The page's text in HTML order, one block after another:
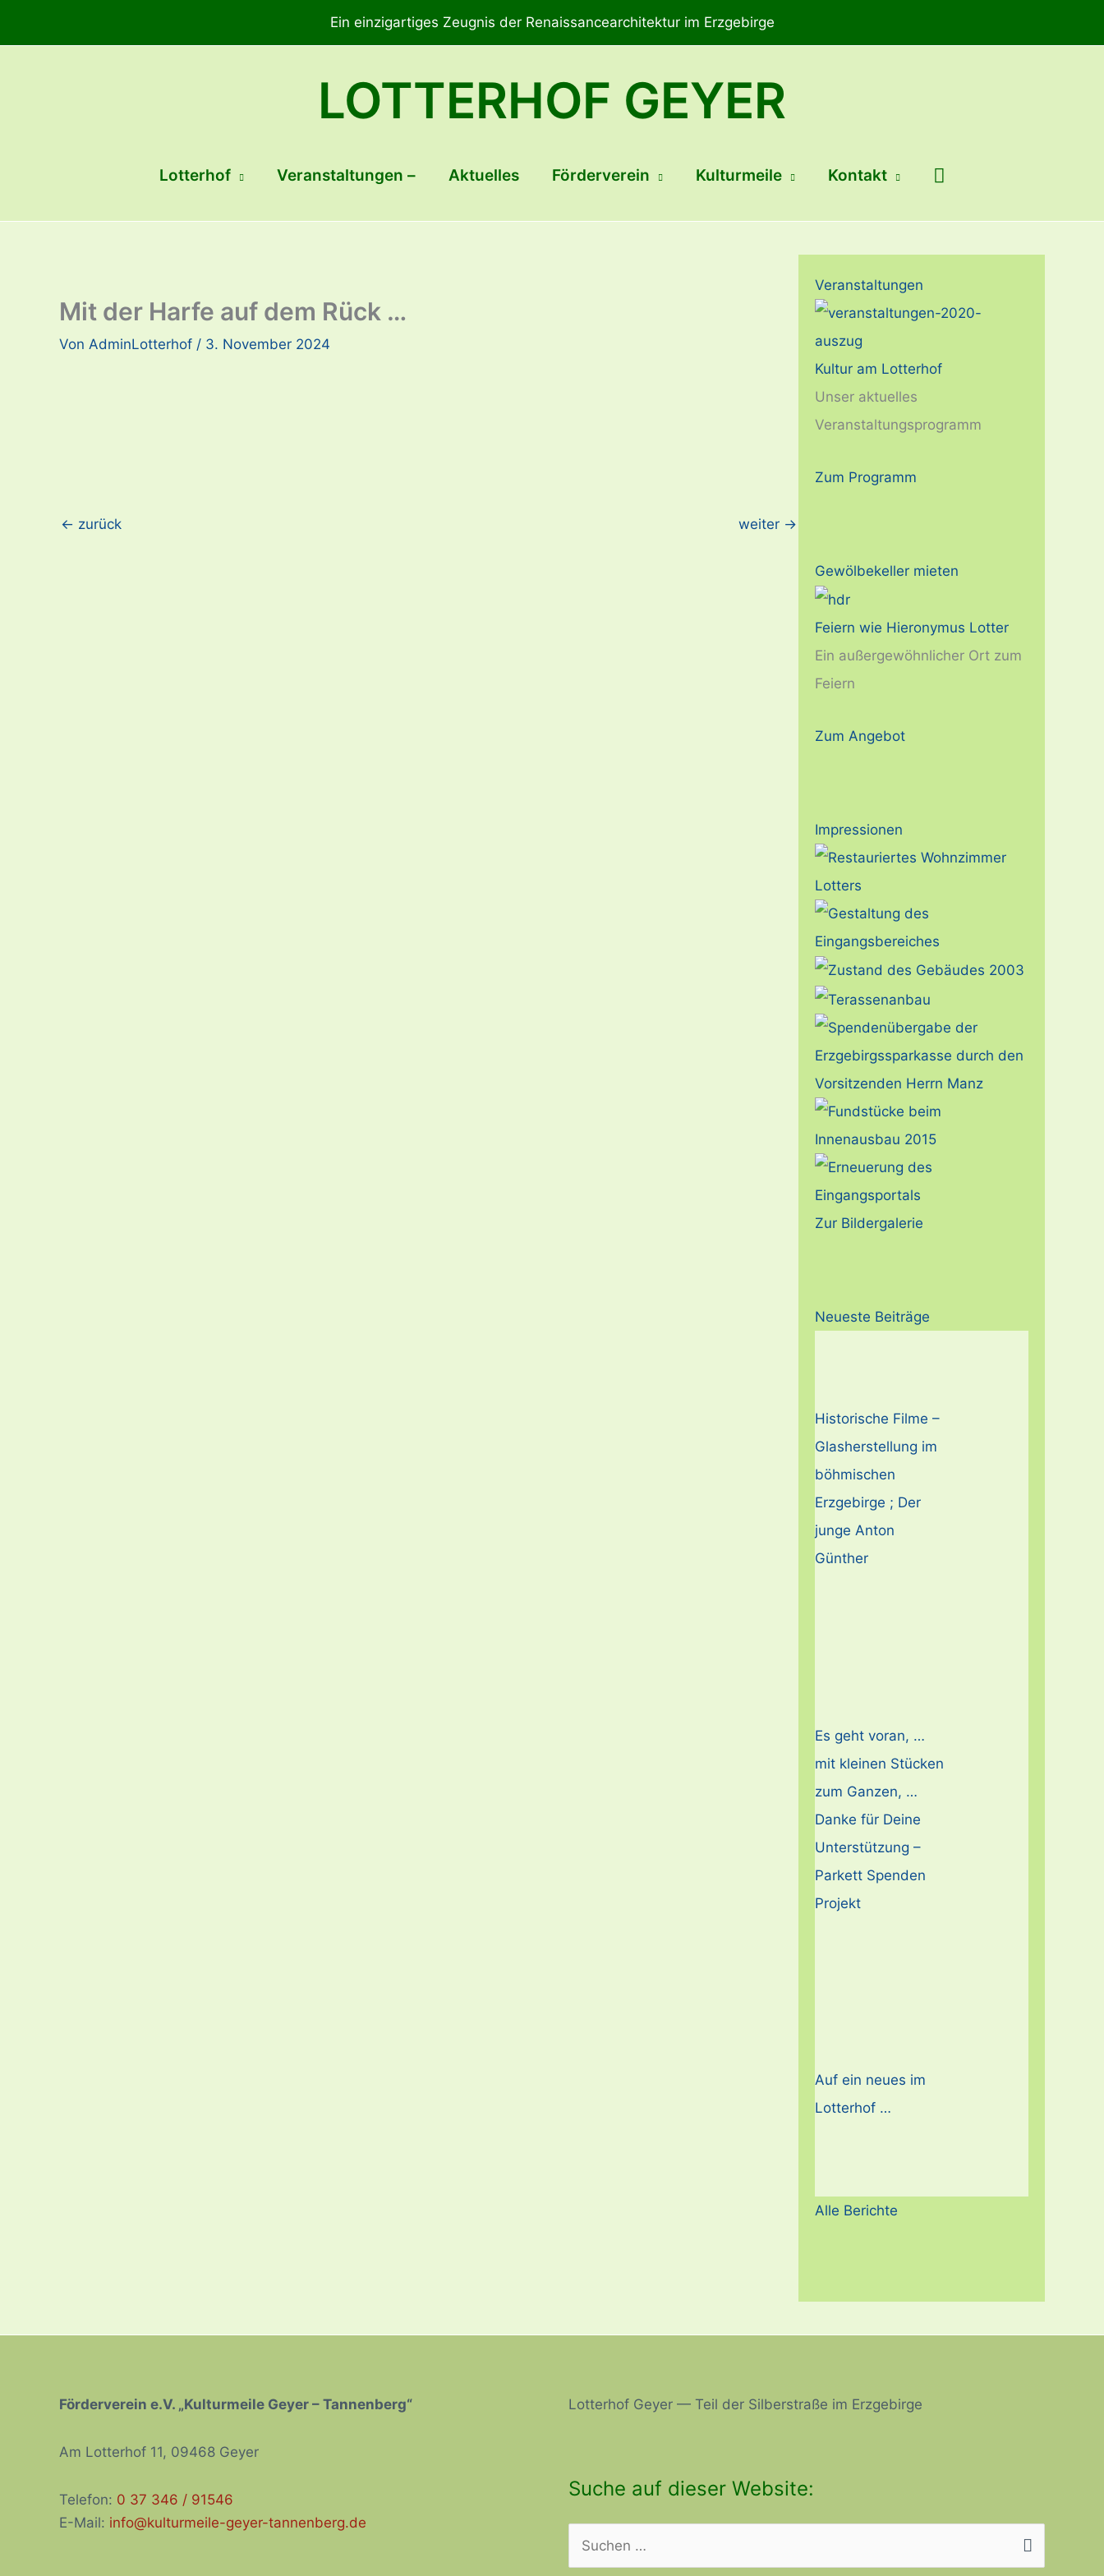
Ein einzigartiges Zeugnis der Renaissancearchitektur im Erzgebirge
LOTTERHOF GEYER
Lotterhof Veranstaltungen – Aktuelles Förderverein Kulturmeile Kontakt Suchen
Mit der Harfe auf dem Rück …
Von AdminLotterhof / 3. November 2024
← zurück weiter →
Veranstaltungen
Kultur am Lotterhof
Unser aktuelles
Veranstaltungsprogramm
Zum Programm
Gewölbekeller mieten
Feiern wie Hieronymus Lotter
Ein außergewöhnlicher Ort zum
Feiern
Zum Angebot
Impressionen
Zur Bildergalerie
Neueste Beiträge
Historische Filme –
Glasherstellung im
böhmischen
Erzgebirge ; Der
junge Anton
Günther
Es geht voran, …
mit kleinen Stücken
zum Ganzen, …
Danke für Deine
Unterstützung –
Parkett Spenden
Projekt
Auf ein neues im
Lotterhof …
Alle Berichte
Förderverein e.V. „Kulturmeile Geyer – Tannenberg“
Am Lotterhof 11, 09468 Geyer
Telefon: 0 37 346 / 91546
E-Mail: info@kulturmeile-geyer-tannenberg.de
Lotterhof Geyer — Teil der Silberstraße im Erzgebirge
Suche auf dieser Website:
Suchen
nach: